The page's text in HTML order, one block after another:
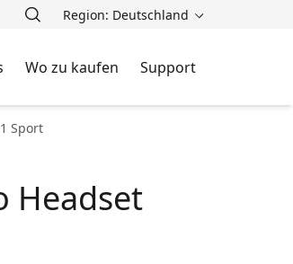
Region: Deutschland
Wo zu kaufen Support
Sport
Headset